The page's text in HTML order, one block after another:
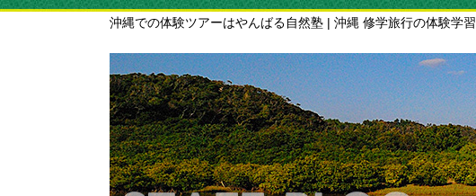
沖縄での体験ツアーはやんばる自然塾 | 沖縄 修学旅行の体験学習